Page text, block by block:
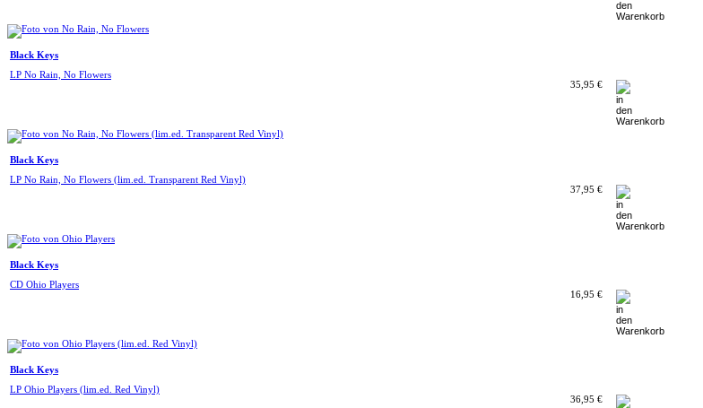
Black Keys
LP No Rain, No Flowers
35,95 €
Black Keys
LP No Rain, No Flowers (lim.ed. Transparent Red Vinyl)
37,95 €
Black Keys
CD Ohio Players
16,95 €
Black Keys
LP Ohio Players (lim.ed. Red Vinyl)
36,95 €